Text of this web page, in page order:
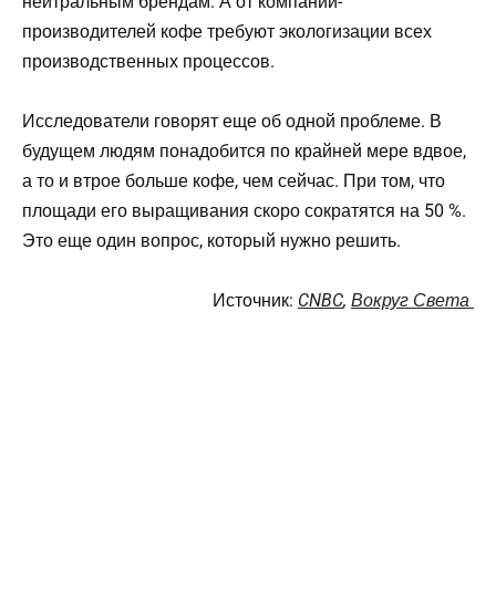
производителей кофе требуют экологизации всех
производственных процессов.
Исследователи говорят еще об одной проблеме. В
будущем людям понадобится по крайней мере вдвое,
а то и втрое больше кофе, чем сейчас. При том, что
площади его выращивания скоро сократятся на 50 %.
Это еще один вопрос, который нужно решить.
Источник: CNBC, Вокруг Света